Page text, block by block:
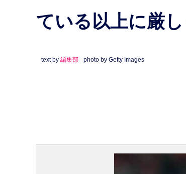
ている以上に厳
text by 編集部 photo by Getty Images